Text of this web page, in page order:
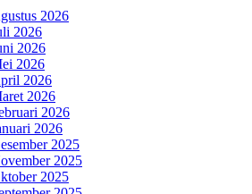
2026
2026
2026
2026
2026
2026
2026
2026
2025
2025
2025